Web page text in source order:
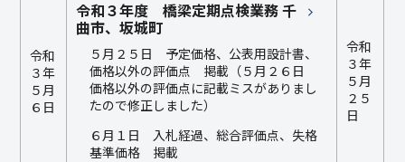
令和
３年
５月
６日
令和３年度 橋梁定期点検業務 千
曲市、坂城町
５月２５日 予定価格、公表用設計書、
価格以外の評価点 掲載（５月２６日
価格以外の評価点に記載ミスがありまし
たので修正しました）
６月１日 入札経過、総合評価点、失格
基準価格 掲載
令和
３年
５月
２５
日